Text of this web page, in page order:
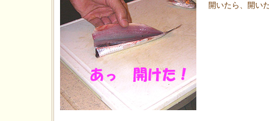
開いたら、開い